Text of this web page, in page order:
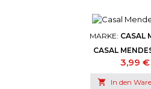
MARKE: CASAL
CASAL
Preis
3,99 €
 In den